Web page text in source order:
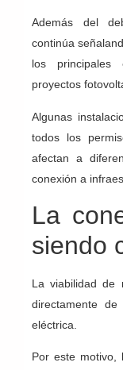
Además del
continúa
los principales
proyectos
Algunas
todos los
afectan a
conexión a
La
siendo
La viabilidad de
directamente
eléctrica.
Por este motivo,